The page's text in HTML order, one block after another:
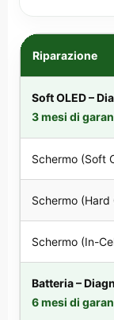
Riparazione
Soft OLED –
3 mesi di
Schermo (Soft
Schermo (Hard
Schermo (In-
Batteria –
6 mesi di